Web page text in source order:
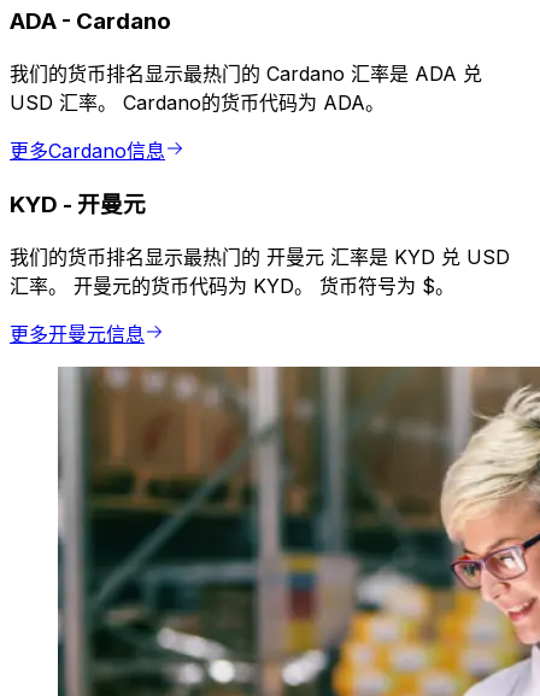
ADA - Cardano
我们的货币排名显示最热门的 Cardano 汇率是 ADA 兑
USD 汇率。 Cardano的货币代码为 ADA。
更多Cardano信息
KYD - 开曼元
我们的货币排名显示最热门的 开曼元 汇率是 KYD 兑 USD
汇率。 开曼元的货币代码为 KYD。 货币符号为 $。
更多开曼元信息